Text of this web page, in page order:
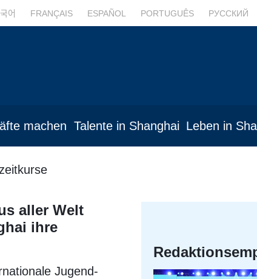
어 FRANÇAIS ESPAÑOL PORTUGUÊS РУССКИЙ
machen Talente in Shanghai Leben in
aller Welt
ihre
Jugend-